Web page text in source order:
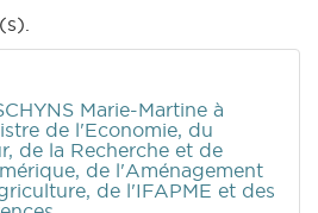
Marie-Martine à
de l'Economie, du
de la Recherche et de
de l'Aménagement
de l'IFAPME et des